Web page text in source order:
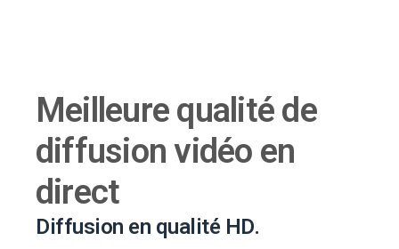
Meilleure qualité de
diffusion vidéo en
direct
Diffusion en qualité HD.